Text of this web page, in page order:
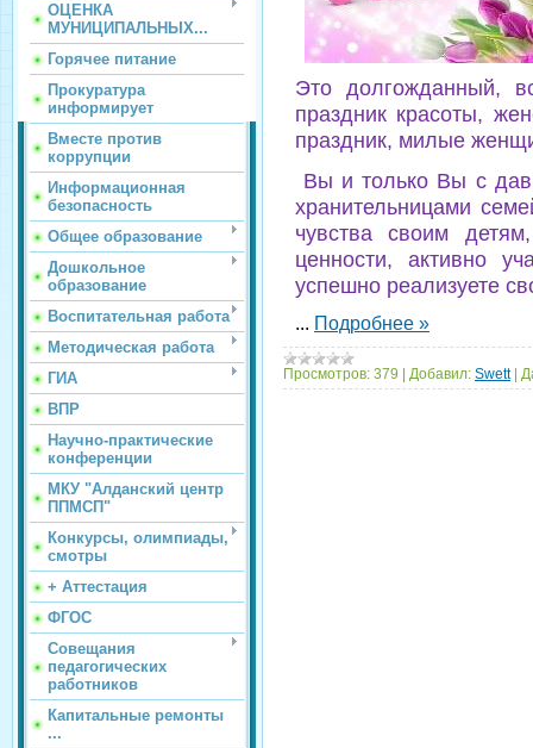
ОЦЕНКА
МУНИЦИПАЛЬНЫХ...
Горячее питание
Прокуратура
информирует
Вместе против
коррупции
Информационная
безопасность
Общее образование
Дошкольное
образование
Воспитательная работа
Методическая работа
ГИА
ВПР
Научно-практические
конференции
МКУ "Алданский центр
ППМСП"
Конкурсы, олимпиады,
смотры
+ Аттестация
ФГОС
Совещания
педагогических
работников
Капитальные ремонты
...
Это долгожданный,
праздник красоты,
праздник, милые
Вы и только Вы с
хранительницами
чувства своим
ценности, активно
успешно реализуете
... Подробнее »
Просмотров: 379 Добавил: Swett